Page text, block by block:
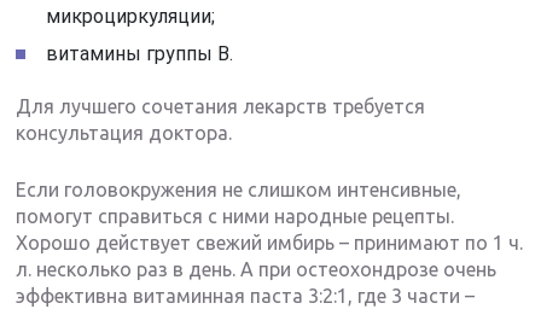
микроциркуляции;
витамины группы B.
Для лучшего сочетания лекарств требуется
консультация доктора.
Если головокружения не слишком интенсивные,
помогут справиться с ними народные рецепты.
Хорошо действует свежий имбирь – принимают по 1 ч.
л. несколько раз в день. А при остеохондрозе очень
эффективна витаминная паста 3:2:1, где 3 части –